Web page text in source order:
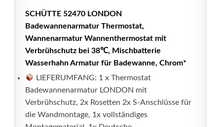
SCHÜTTE 52470 LONDON
Badewannenarmatur Thermostat,
Wannenarmatur Wannenthermostat mit
Verbrühschutz bei 38℃, Mischbatterie
Wasserhahn Armatur für Badewanne, Chrom*
LIEFERUMFANG: 1 x Thermostat
Badewannenarmatur LONDON mit
Verbrühschutz, 2x Rosetten 2x S-Anschlüsse für
die Wandmontage, 1x vollständiges